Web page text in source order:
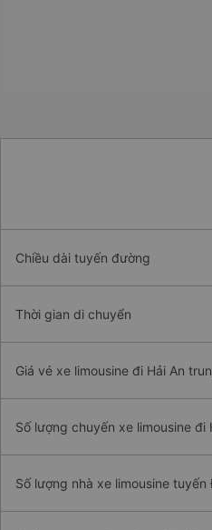
Chiều dài tuyến đường
Thời gian di chuyển
Giá vé xe limousine đi Hải An
Số lượng chuyến xe limousine đi
Số lượng nhà xe limousine